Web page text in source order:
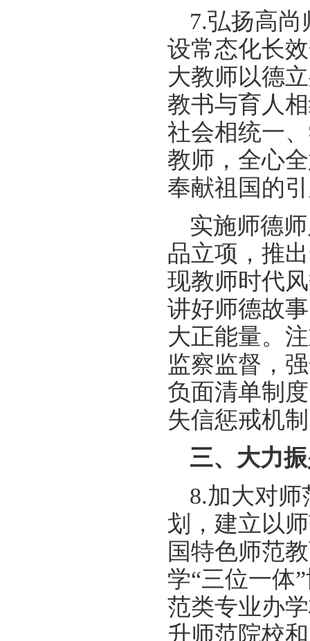
7.弘扬高
设常态化长
大教师以德
教书与育人
社会相统一
教师，全心
奉献祖国的
实施师德
品立项，推
现教师时代
讲好师德故
大正能量。
监察监督，
负面清单制
失信惩戒机
三、大力
8.加大对
划，建立以
国特色师范
学“三位一体
范类专业办
升师范院校